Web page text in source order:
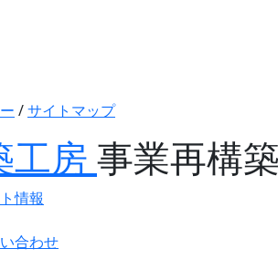
/サイトマップ
工房 事業再構築
情報
合わせ